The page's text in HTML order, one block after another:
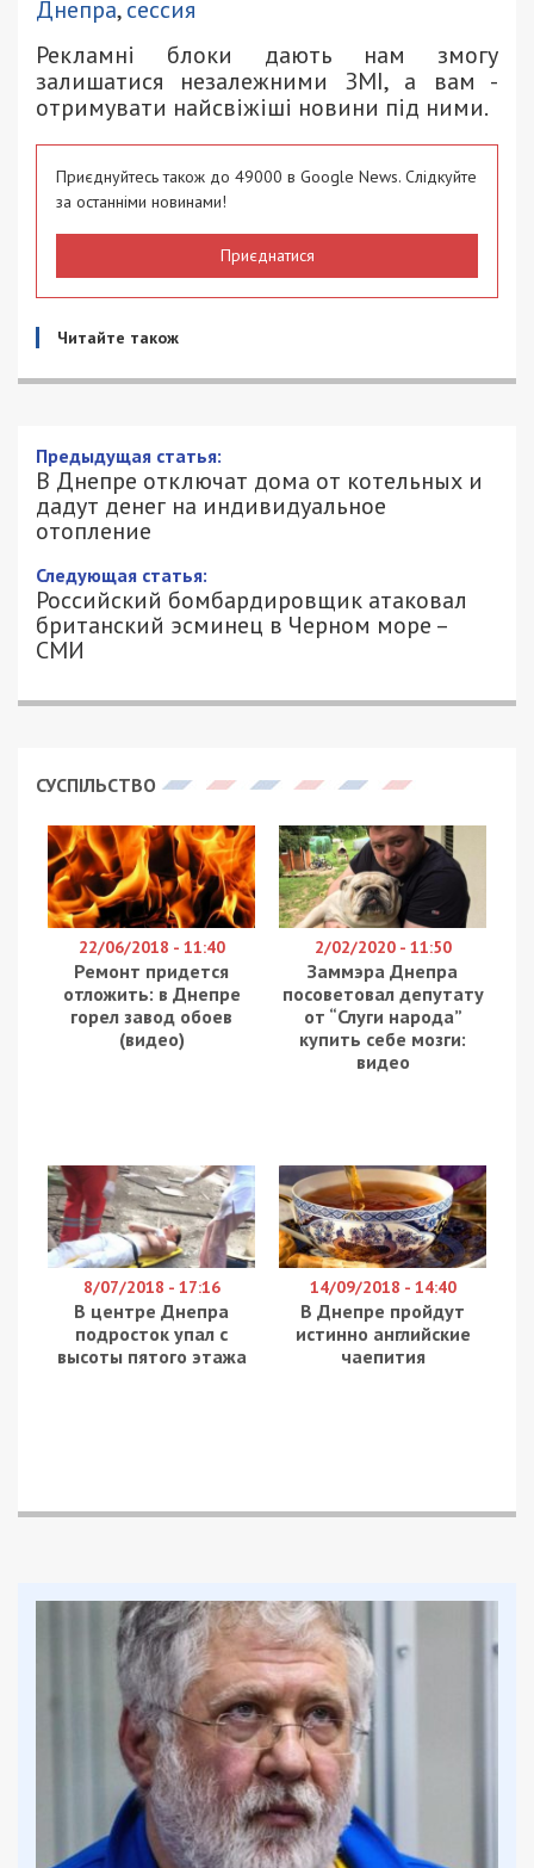
Днепра,сессия
Рекламні блоки дають нам змогу
залишатися незалежними ЗМІ, а вам -
отримувати найсвіжіші новини під ними.
Приєднуйтесь також до 49000 в Google News. Слідкуйте
за останніми новинами!
Приєднатися
Читайте також
Предыдущая статья:
В Днепре отключат дома от котельных и
дадут денег на индивидуальное
отопление
Следующая статья:
Российский бомбардировщик атаковал
британский эсминец в Черном море –
СМИ
СУСПІЛЬСТВО
22/06/2018 - 11:40
Ремонт придется
отложить: в Днепре
горел завод обоев
(видео)
2/02/2020 - 11:50
Заммэра Днепра
посоветовал депутату
от “Слуги народа”
купить себе мозги:
видео
8/07/2018 - 17:16
В центре Днепра
подросток упал с
высоты пятого этажа
14/09/2018 - 14:40
В Днепре пройдут
истинно английские
чаепития